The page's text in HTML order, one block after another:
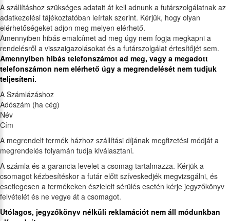
A szállításhoz szükséges adatait át kell adnunk a futárszolgálatnak az
adatkezelési tájékoztatóban leírtak szerint. Kérjük, hogy olyan
elérhetőségeket adjon meg melyen elérhető.
Amennyiben hibás emalcímet ad meg úgy nem fogja megkapni a
rendelésről a visszaigazolásokat és a futárszolgálat értesítőjét sem.
Amennyiben hibás telefonszámot ad meg, vagy a megadott
telefonszámon nem elérhető úgy a megrendelését nem tudjuk
teljesíteni.
A Számlázáshoz
Adószám (ha cég)
Név
Cím
A megrendelt termék házhoz szállítási díjának megfizetési módját a
megrendelés folyamán tudja kiválasztani.
A számla és a garancia levelet a csomag tartalmazza. Kérjük a
csomagot kézbesítéskor a futár előtt szíveskedjék megvizsgálni, és
esetlegesen a termékeken észlelelt sérülés esetén kérje jegyzőkönyv
felvételét és ne vegye át a csomagot.
Utólagos, jegyzőkönyv nélküli reklamációt nem áll módunkban